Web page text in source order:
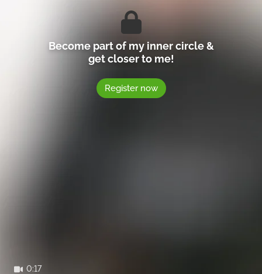
0:17
Become part of my inner circle &
get closer to me!
Register now